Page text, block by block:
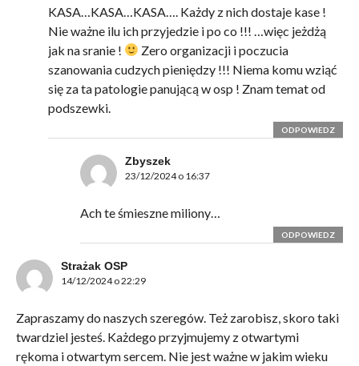
KASA…KASA…KASA…. Każdy z nich dostaje kase !
Nie ważne ilu ich przyjedzie i po co !!! …więc jeżdżą
jak na sranie !
Zero organizacji i poczucia
szanowania cudzych pieniędzy !!! Niema komu wziąć
się za ta patologie panującą w osp ! Znam temat od
podszewki.
ODPOWIEDZ
Zbyszek
23/12/2024 o 16:37
Ach te śmieszne miliony…
ODPOWIEDZ
Strażak OSP
14/12/2024 o 22:29
Zapraszamy do naszych szeregów. Też zarobisz, skoro taki
twardziel jesteś. Każdego przyjmujemy z otwartymi
rękoma i otwartym sercem. Nie jest ważne w jakim wieku